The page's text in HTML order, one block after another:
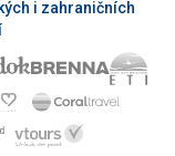
i zahraničních